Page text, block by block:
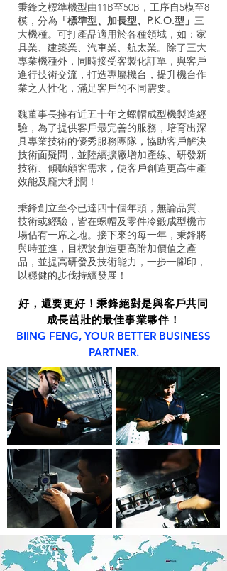
秉鋒之標準機型由11B至50B，工序自5模至8
模，分為 「標準型、加長型、P.K.O.型」 三
大機種。可打產品適用於各種領域，如：家
具業、建築業、汽車業、航太業。除了三大
專業機種外，同時接受客製化訂單，與客戶
進行技術交流，打造專屬機台，提升機台作
業之人性化，滿足客戶的不同需要。
魏董事長擁有近五十年之螺帽成型機製造經
驗，為了提供客戶最完善的服務，培育出深
具專業技術的優秀服務團隊，協助客戶解決
技術面疑問，並陸續擴廠增加產線、研發新
技術、傾聽顧客需求，使客戶創造更高生產
效能及龐大利潤！
秉鋒創立至今已達四十個年頭，無論品質、
技術或經驗，皆在螺帽及零件冷鍛成型機市
場佔有一席之地。接下來的每一年，秉鋒將
與時並進，目標於創造更高附加價值之產
品，並提高研發及技術能力，一步一腳印，
以穩健的步伐持續發展！
好，還要更好！秉鋒絕對是與客戶共同
成長茁壯的最佳事業夥伴！
BIING FENG, YOUR BETTER BUSINESS
PARTNER.